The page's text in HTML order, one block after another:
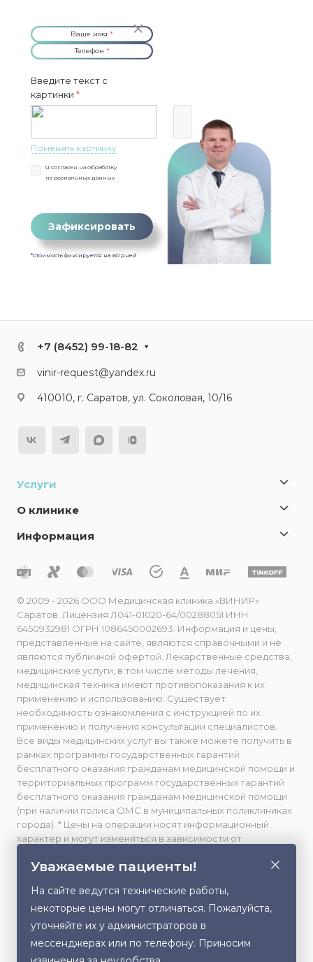
Ваше имя *
Телефон *
Введите текст с
картинки *
Поменять картинку
Я согласен на обработку
персональных данных
Зафиксировать
*Стоимость фиксируется на 60 дней
+7 (8452) 99-18-82
vinir-request@yandex.ru
410010, г. Саратов, ул. Соколовая, 10/16
Услуги
О клинике
Информация
© 2009 - 2026 ООО Медицинская клиника «ВИНИР»
Саратов. Лицензия Л041-01020-64/00288051 ИНН
6450932981 ОГРН 1086450002693. Информация и цены,
представленные на сайте, являются справочными и не
являются публичной офертой. Лекарственные средства,
медицинские услуги, в том числе методы лечения,
медицинская техника имеют противопоказания к их
применению и использованию. Существует
необходимость ознакомления с инструкцией по их
применению и получения консультации специалистов.
Все виды медицинских услуг вы также можете получить в
рамках программы государственных гарантий
бесплатного оказания гражданам медицинской помощи и
территориальных программ государственных гарантий
бесплатного оказания гражданам медицинской помощи
(при наличии полиса ОМС в муниципальных поликлиниках
города). * Цены на операции носят информационный
характер и могут изменяться в зависимости от
Facebook принадлежит компании Meta, признанной
видеоматериал, размещенный на данном сайте,
публикуется с письменного согласия лиц, изображенных
на них, либо их законных представителей (в случае
копирование или распространение данного контента без
Этот сайт использует cookie для хранения
Уважаемые пациенты!
На сайте ведутся технические работы,
некоторые цены могут отличаться. Пожалуйста,
уточняйте их у администраторов в
мессенджерах или по телефону. Приносим